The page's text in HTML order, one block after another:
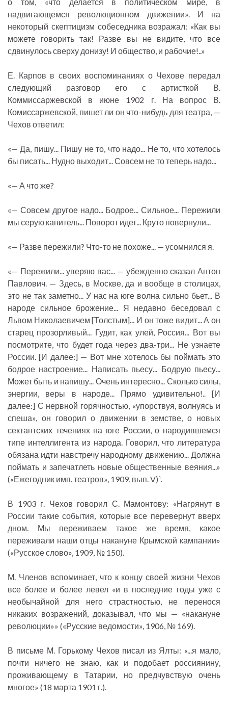
о том, «что делается в политическом мире, в
надвигающемся революционном движении». И на
некоторый скептицизм собеседника возражал: «Как вы
можете говорить так! Разве вы не видите, что все
сдвинулось сверху донизу! И общество, и рабочие!..»
Е. Карпов в своих воспоминаниях о Чехове передал
следующий разговор его с артисткой В.
Коммиссаржевской в июне 1902 г. На вопрос В.
Комиссаржевской, пишет ли он что-нибудь для театра, —
Чехов ответил:
«— Да, пишу... Пишу не то, что надо... Не то, что хотелось
бы писать... Нудно выходит... Совсем не то теперь надо...
«— А что же?
«— Совсем другое надо... Бодрое... Сильное... Пережили
мы серую канитель... Поворот идет... Круто повернули...
«— Разве пережили? Что-то не похоже... — усомнился я.
«— Пережили... уверяю вас... — убежденно сказал Антон
Павлович. — Здесь, в Москве, да и вообще в столицах,
это не так заметно... У нас на юге волна сильно бьет... В
народе сильное брожение... Я недавно беседовал с
Львом Николаевичем [Толстым]... И он тоже видит... А он
старец прозорливый... Гудит, как улей, Россия... Вот вы
посмотрите, что будет года через два-три... Не узнаете
России. [И далее:] — Вот мне хотелось бы поймать это
бодрое настроение... Написать пьесу... Бодрую пьесу...
Может быть и напишу... Очень интересно... Сколько силы,
энергии, веры в народе... Прямо удивительно!.. [И
далее:] С нервной горячностью, «упорствуя, волнуясь и
спеша», он говорил о движении в земстве, о новых
сектантских течениях на юге России, о народившемся
типе интеллигента из народа. Говорил, что литература
обязана идти навстречу народному движению... Должна
поймать и запечатлеть новые общественные веяния...»
(«Ежегодник имп. театров», 1909, вып. V)1.
В 1903 г. Чехов говорил С. Мамонтову: «Нагрянут в
России такие события, которые все перевернут вверх
дном. Мы переживаем такое же время, какое
переживали наши отцы накануне Крымской кампании»
(«Русское слово», 1909, № 150).
М. Членов вспоминает, что к концу своей жизни Чехов
все более и более левел «и в последние годы уже с
необычайной для него страстностью, не перенося
никаких возражений, доказывал, что мы — «накануне
революции»» («Русские ведомости», 1906, № 169).
В письме М. Горькому Чехов писал из Ялты: «...я мало,
почти ничего не знаю, как и подобает россиянину,
проживающему в Татарии, но предчувствую очень
многое» (18 марта 1901 г.).